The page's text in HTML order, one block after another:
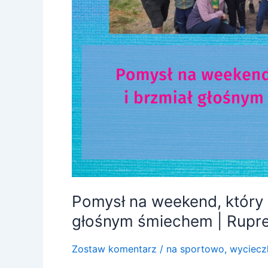
Pomysł na weekend, który
głośnym śmiechem |
Zostaw komentarz / na sportowo,